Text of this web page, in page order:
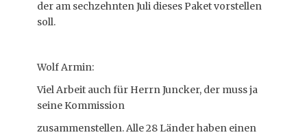
der am sechzehnten Juli dieses Paket vorstellen
soll.
Wolf Armin:
Viel Arbeit auch für Herrn Juncker, der muss ja
seine Kommission
zusammenstellen. Alle 28 Länder haben einen